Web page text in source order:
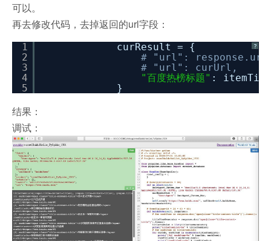
可以。
再去修改代码，去掉返回的url字段：
?
1
2
3
4
5
curResult = {
# "url":
# "url": curUrl,
"百度热榜标题" :
}
结果：
调试：